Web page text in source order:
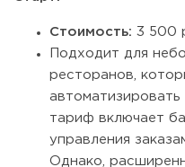
Стоимость: 3 500
Подходит для
ресторанов,
тариф включает
управления
Однако,